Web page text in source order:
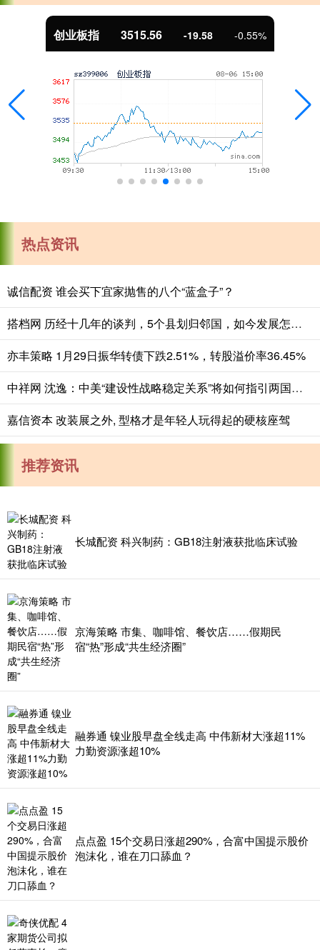
基金指数 7229.80 -1.63 -0.02%
热点资讯
诚信配资 谁会买下宜家抛售的八个“蓝盒子”？
搭档网 历经十几年的谈判，5个县划归邻国，如今发展怎么样？
亦丰策略 1月29日振华转债下跌2.51%，转股溢价率36.45%
中祥网 沈逸：中美“建设性战略稳定关系”将如何指引两国与世界的未来？
嘉信资本 改装展之外, 型格才是年轻人玩得起的硬核座驾
推荐资讯
长城配资 科兴制药：GB18注射液获批临床试验
京海策略 市集、咖啡馆、餐饮店……假期民
宿“热”形成“共生经济圈”
融券通 镍业股早盘全线走高 中伟新材大涨超11%
力勤资源涨超10%
点点盈 15个交易日涨超290%，合富中国提示股价
泡沫化，谁在刀口舔血？